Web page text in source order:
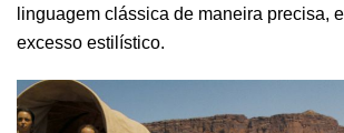
linguagem clássica de maneira precisa,
excesso estilístico.